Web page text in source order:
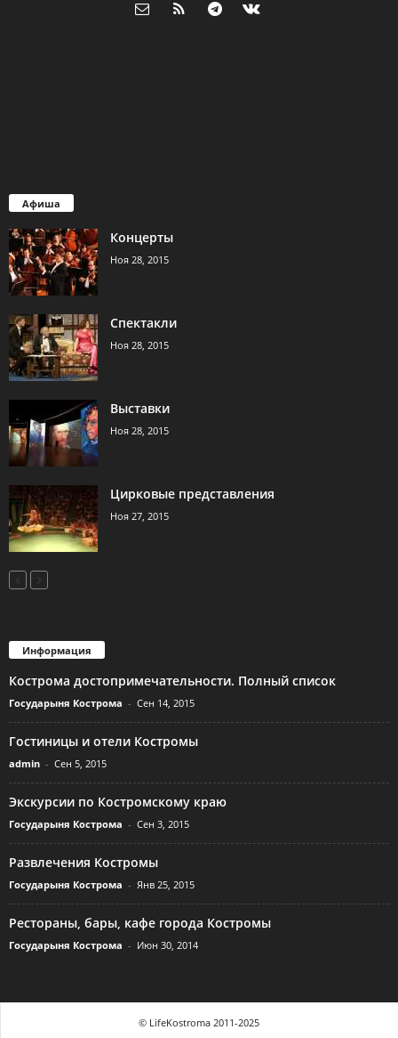
Афиша
Концерты
Ноя 28, 2015
Спектакли
Ноя 28, 2015
Выставки
Ноя 28, 2015
Цирковые представления
Ноя 27, 2015
Информация
Кострома достопримечательности. Полный список
Государыня Кострома - Сен 14, 2015
Гостиницы и отели Костромы
admin - Сен 5, 2015
Экскурсии по Костромскому краю
Государыня Кострома - Сен 3, 2015
Развлечения Костромы
Государыня Кострома - Янв 25, 2015
Рестораны, бары, кафе города Костромы
Государыня Кострома - Июн 30, 2014
© LifeKostroma 2011-2025